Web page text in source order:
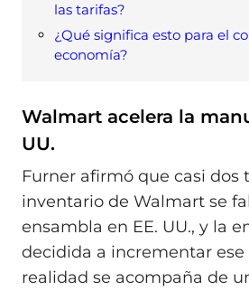
las tarifas?
¿Qué significa esto para el
economía?
Walmart acelera la
UU.
Furner afirmó que casi dos
inventario de Walmart se
ensambla en EE. UU., y la
decidida a incrementar ese
realidad se acompaña de